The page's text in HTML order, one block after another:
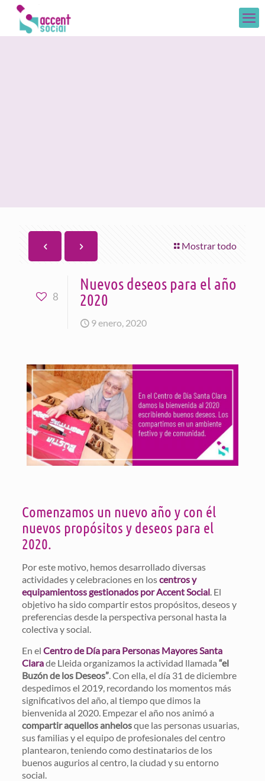
Mostrar todo
8
Nuevos deseos para el año
2020
9 enero, 2020
Comenzamos un nuevo año y con él
nuevos propósitos y deseos para el
2020.
Por este motivo, hemos desarrollado diversas
actividades y celebraciones en loscentros y
equipamientoss gestionados por Accent Social. El
objetivo ha sido compartir estos propósitos, deseos y
preferencias desde la perspectiva personal hasta la
colectiva y social.
En el Centro de Día para Personas Mayores Santa
Clarade Lleida organizamos la actividad llamada “el
Buzón de los Deseos”. Con ella, el día 31 de diciembre
despedimos el 2019, recordando los momentos más
significativos del año, al tiempo que dimos la
bienvenida al 2020. Empezar el año nos animó a
compartir aquellos anhelosque las personas usuarias,
sus familias y el equipo de profesionales del centro
plantearon, teniendo como destinatarios de los
buenos augurios al centro, la ciudad y su entorno
social.